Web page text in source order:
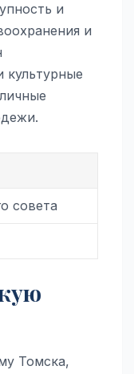
и
и
совета
Томска,